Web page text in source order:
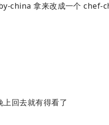
china 拿来改成一个 chef-
上回去就有得看了